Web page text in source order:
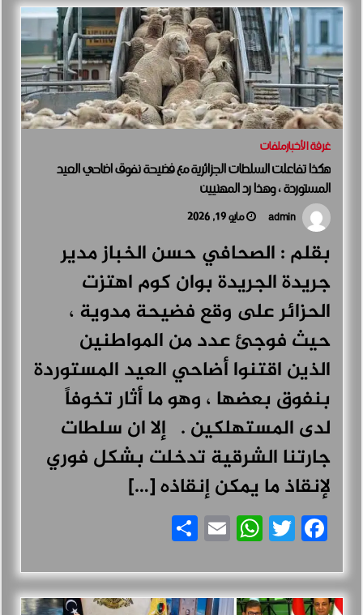
غرفة الأخبارملفات
هكذا تفاعلت السلطات الجزائرية مع فضيحة نفوق اضاحي العيد
المستوردة ، وهذا رد المهنيين
admin مايو 19, 2026
بقلم : الصحافي حسن الخباز مدير
جريدة الجريدة بوان كوم اهتزت
الحزائر على وقع فضيحة مدوية ،
حيث فوجئ عدد من المواطنين
الذين اقتنوا أضاحي العيد المستوردة
بنفوق بعضها ، وهو ما أثار تخوفاً
لدى المستهلكين . إلا ان سلطات
جارتنا الشرقية تدخلت بشكل فوري
لإنقاذ ما يمكن إنقاذه […]
Facebook
Twitter
WhatsApp
Email